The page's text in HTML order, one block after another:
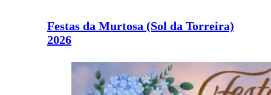
Festas da Murtosa (Sol da Torreira)
2026